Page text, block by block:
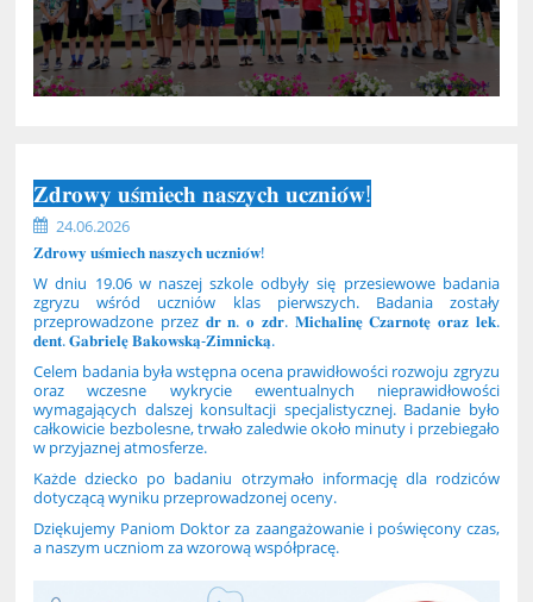
𝐙𝐝𝐫𝐨𝐰𝐲 𝐮𝐬́𝐦𝐢𝐞𝐜𝐡 𝐧𝐚𝐬𝐳𝐲𝐜𝐡 𝐮𝐜𝐳𝐧𝐢𝐨́𝐰!
24.06.2026
𝐙𝐝𝐫𝐨𝐰𝐲 𝐮𝐬́𝐦𝐢𝐞𝐜𝐡 𝐧𝐚𝐬𝐳𝐲𝐜𝐡 𝐮𝐜𝐳𝐧𝐢𝐨́𝐰!
W dniu 19.06 w naszej szkole odbyły się przesiewowe badania
zgryzu wśród uczniów klas pierwszych. Badania zostały
przeprowadzone przez 𝐝𝐫 𝐧. 𝐨 𝐳𝐝𝐫. 𝐌𝐢𝐜𝐡𝐚𝐥𝐢𝐧𝐞̨ 𝐂𝐳𝐚𝐫𝐧𝐨𝐭𝐞̨ 𝐨𝐫𝐚𝐳 𝐥𝐞𝐤.
𝐝𝐞𝐧𝐭. 𝐆𝐚𝐛𝐫𝐢𝐞𝐥𝐞̨ 𝐁𝐚𝐤𝐨𝐰𝐬𝐤𝐚̨-𝐙𝐢𝐦𝐧𝐢𝐜𝐤𝐚̨.
Celem badania była wstępna ocena prawidłowości rozwoju zgryzu
oraz wczesne wykrycie ewentualnych nieprawidłowości
wymagających dalszej konsultacji specjalistycznej. Badanie było
całkowicie bezbolesne, trwało zaledwie około minuty i przebiegało
w przyjaznej atmosferze.
Każde dziecko po badaniu otrzymało informację dla rodziców
dotyczącą wyniku przeprowadzonej oceny.
Dziękujemy Paniom Doktor za zaangażowanie i poświęcony czas,
a naszym uczniom za wzorową współpracę.